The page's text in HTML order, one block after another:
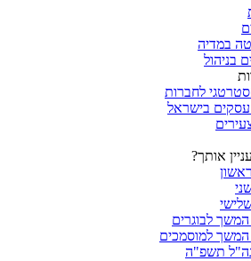
במדיה
בניהול
לחברות
עסקים בישראל
אותך?
המשך לבוגרים
המשך למוסמכים
תשפ"ה